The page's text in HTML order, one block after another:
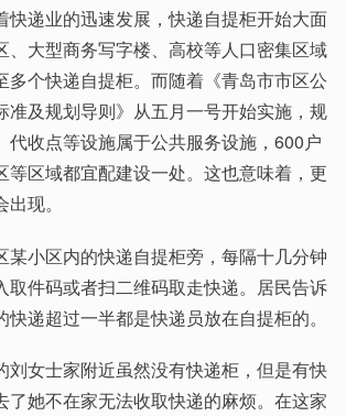
快递业的迅速发展，快递自提柜开始大面
、大型商务写字楼、高校等人口密集区域
多个快递自提柜。而随着《青岛市市区公
准及规划导则》从五月一号开始实施，规
代收点等设施属于公共服务设施，600户
等区域都宜配建设一处。这也意味着，更
现。
某小区内的快递自提柜旁，每隔十几分钟
取件码或者扫二维码取走快递。居民告诉
递超过一半都是快递员放在自提柜的。
刘女士家附近虽然没有快递柜，但是有快
了她不在家无法收取快递的麻烦。在这家